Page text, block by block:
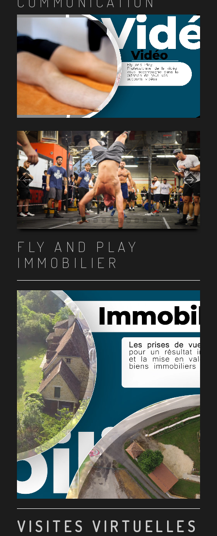
Item 1
Item 2
Item 3
Item 4
Item 5
Item 6
Item 7
Item 8
Item 9
Item 10
FLY AND PLAY
IMMOBILIER
VISITES VIRTUELLES